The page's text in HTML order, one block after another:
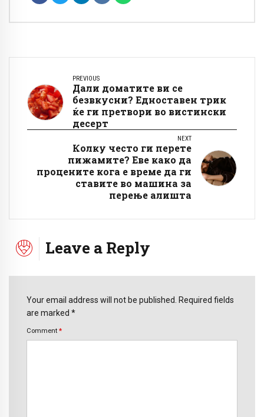
PREVIOUS
Дали доматите ви се
безвкусни? Едноставен трик
ќе ги претвори во вистински
десерт
NEXT
Колку често ги перете
пижамите? Еве како да
процените кога е време да ги
ставите во машина за
перење алишта
Leave a Reply
Your email address will not be published. Required fields
are marked *
Comment *